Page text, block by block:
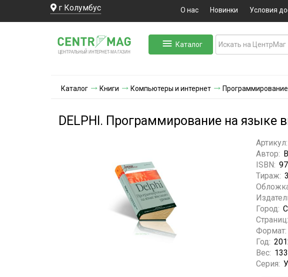
г Колумбус О нас Новинки Условия
ЦЕНТРАЛЬНЫЙ ИНТЕРНЕТ-МА ГАЗИН
Каталог
Каталог Книги Компьютеры и интернет
DELPHI. Программирование на языке
Артикул:
Автор:
ISBN:
Тираж:
Город:
Страниц:
Формат:
Год:
Вес:
Серия: